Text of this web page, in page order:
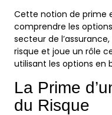
Cette notion de prime
comprendre les
secteur de
risque et joue un rôle
utilisant les options en
La Prime
du Risque